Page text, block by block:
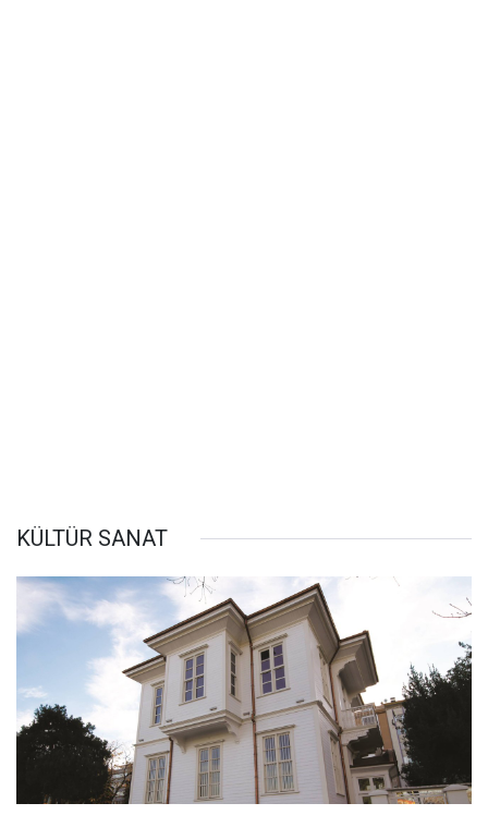
KÜLTÜR SANAT